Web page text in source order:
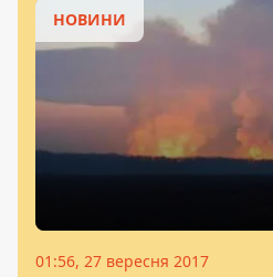
НОВИНИ
01:56, 27 вересня 2017